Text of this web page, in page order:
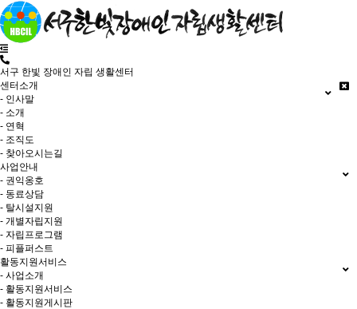
서구 한빛 장애인 자립 생활센터
센터소개
- 인사말
- 소개
- 연혁
- 조직도
- 찾아오시는길
사업안내
- 권익옹호
- 동료상담
- 탈시설지원
- 개별자립지원
- 자립프로그램
- 피플퍼스트
활동지원서비스
- 사업소개
- 활동지원서비스
- 활동지원게시판